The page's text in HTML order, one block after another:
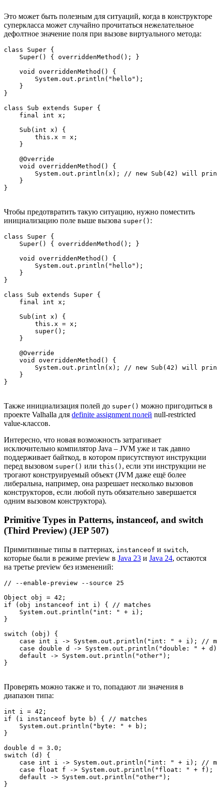
Это может быть полезным для ситуаций, когда в конструкторе
суперкласса может случайно прочитаться нежелательное
дефолтное значение поля при вызове виртуального метода:
class Super {
    Super() { overriddenMethod(); }
    void overriddenMethod() {
        System.out.println("hello");
    }
}
class Sub extends Super {
    final int x;
    Sub(int x) {
        this.x = x;
    }
    @Override
    void overriddenMethod() {
System.out.println(x); // new Sub(42) will
    }
Чтобы предотвратить такую ситуацию, нужно поместить
инициализацию поле выше вызова super() :
class Super {
    Super() { overriddenMethod(); }
    void overriddenMethod() {
        System.out.println("hello");
    }
}
class Sub extends Super {
    final int x;
    Sub(int x) {
        this.x = x;
        super();
    }
    @Override
    void overriddenMethod() {
System.out.println(x); // new Sub(42) will
    }
Также инициализация полей до super() можно пригодиться в
проекте Valhalla для definite assignment полей null-restricted
value-классов.
Интересно, что новая возможность затрагивает
исключительно компилятор Java – JVM уже и так давно
поддерживает байткод, в котором присутствуют инструкции
перед вызовом super() или this() , если эти инструкции не
трогают конструируемый объект (JVM даже ещё более
либеральна, например, она разрешает несколько вызовов
конструкторов, если любой путь обязательно завершается
одним вызовом конструктора).
Primitive Types in Patterns, instanceof, and switch
(Third Preview) (JEP 507)
Примитивные типы в паттернах, instanceof и switch,
которые были в режиме preview в Java 23 и Java 24, остаются
на третье preview без изменений:
// --enable-preview --source 25
Object obj = 42;
if (obj instanceof int i) { // matches
    System.out.println("int: " + i);
}
switch (obj) {
case int i -> System.out.println("int: " + i); //
case double d -> System.out.println("double: " +
    default -> System.out.println("other");
Проверять можно также и то, попадают ли значения в
диапазон типа:
int i = 42;
if (i instanceof byte b) { // matches
    System.out.println("byte: " + b);
}
double d = 3.0;
switch (d) {
case int i -> System.out.println("int: " + i); //
    case float f -> System.out.println("float: " + f);
    default -> System.out.println("other");